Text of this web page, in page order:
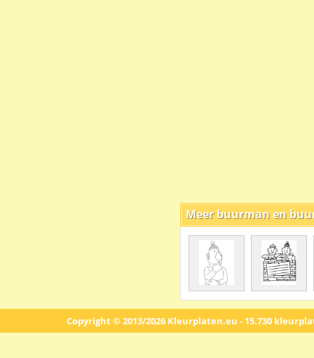
Meer buurman en
Copyright © 2013/2026 Kleurplaten.eu - 15.730